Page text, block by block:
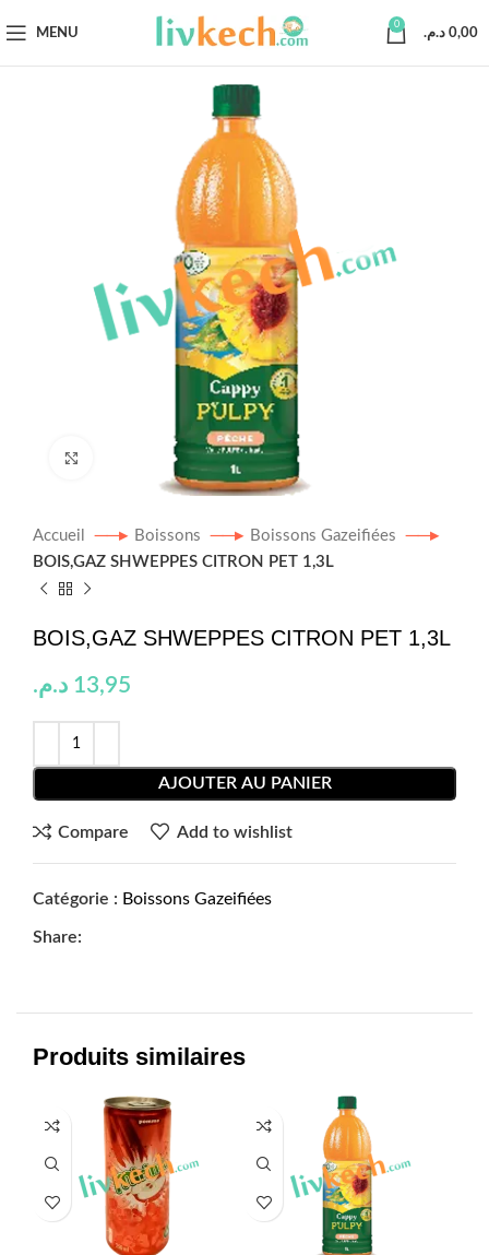
MENU
0
0,00 د.م.
Click to enlarge
Accueil Boissons
Boissons Gazeifiées
BOIS,GAZ SHWEPPES CITRON PET 1,3L
BOIS,GAZ SHWEPPES CITRON PET 1,3L
13,95 د.م.
AJOUTER AU PANIER
Compare Add to wishlist
Catégorie : Boissons Gazeifiées
Share:
Produits similaires